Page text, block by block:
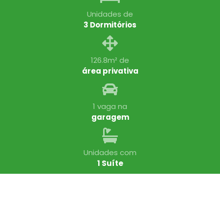
Unidades de
3 Dormitórios
126.8m² de
área privativa
1 vaga na
garagem
Unidades com
1 Suíte